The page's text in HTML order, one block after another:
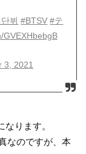
뷔 #BTSV #テ
GVEXHbebgB
3, 2021
ります。
なのですが、本